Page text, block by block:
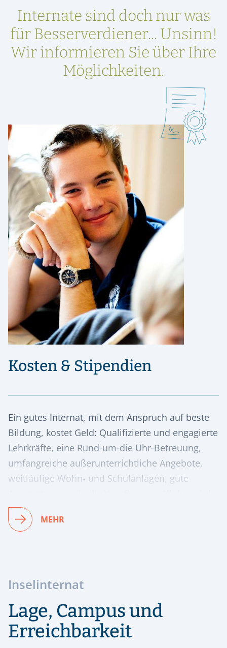
Internate sind doch nur was
für Besserverdiener... Unsinn!
Wir informieren Sie über Ihre
Möglichkeiten.
Kosten & Stipendien
Ein gutes Internat, mit dem Anspruch auf beste
Bildung, kostet Geld: Qualifizierte und engagierte
Lehrkräfte, eine Rund-um-die Uhr-Betreuung,
umfangreiche außerunterrichtliche Angebote,
weitläufige Wohn- und Schulanlagen, gute
durch das Schulgeld finanziert.
MEHR
Inselinternat
Lage, Campus und
Erreichbarkeit